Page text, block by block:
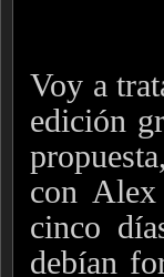
Voy a
edición
con
cinco
debían